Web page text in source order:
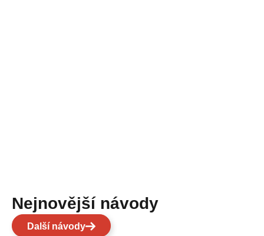
Nejnovější návody
Další návody